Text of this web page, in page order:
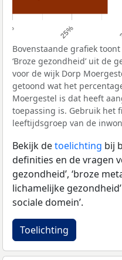
20% 25%
Bovenstaande grafiek
‘Broze gezondheid’ uit de
voor de wijk Dorp
getoond wat het
Moergestel is dat heeft
toepassing is. Gebruik het
leeftijdsgroep van de
Bekijk detoelichting bij
definities en de vragen
gezondheid’, ‘broze
lichamelijke
sociale domein’.
Toelichting